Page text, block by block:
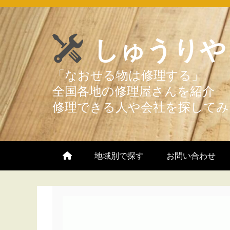
Skip
to
content
しゅうり
地域別で探す お問い合わせ